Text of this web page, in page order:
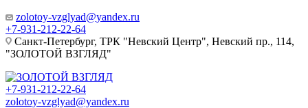
zolotoy-vzglyad@yandex.ru
+7-931-212-22-64
Санкт-Петербург, ТРК "Невский Центр", Невский пр., 114,
"ЗОЛОТОЙ ВЗГЛЯД"
+7-931-212-22-64
zolotoy-vzglyad@yandex.ru